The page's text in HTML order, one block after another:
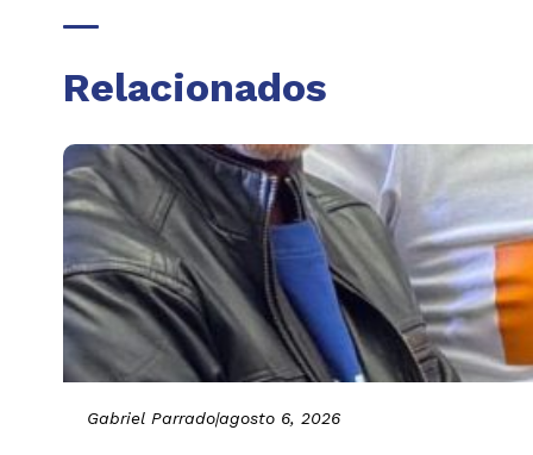
Relacionados
Gabriel Parrado|agosto 6, 2026